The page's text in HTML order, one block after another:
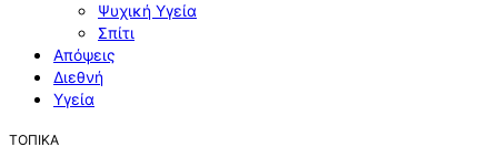
Ψυχική Υγεία
Σπίτι
Απόψεις
Διεθνή
Υγεία
ΤΟΠΙΚΑ